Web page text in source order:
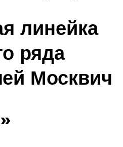
линейка
ряда
Москвич